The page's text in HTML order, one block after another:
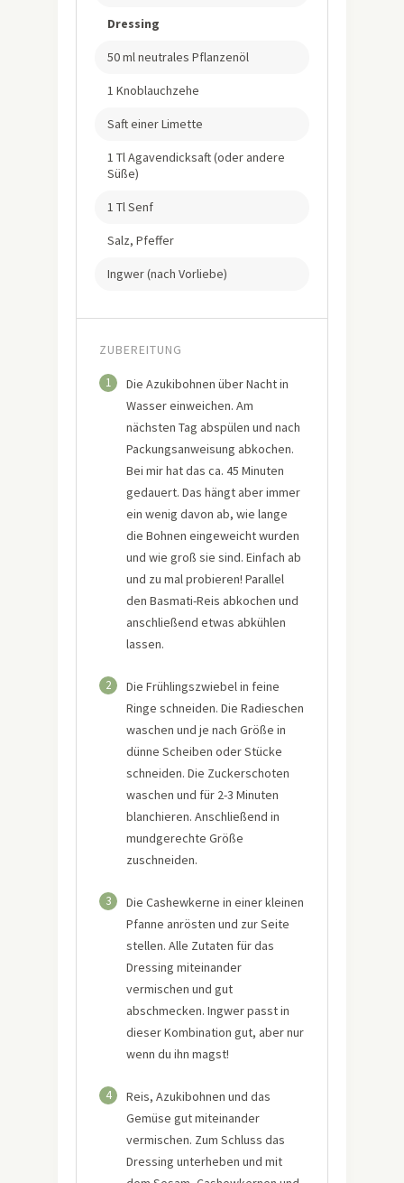
Dressing
50 ml neutrales Pflanzenöl
1 Knoblauchzehe
Saft einer Limette
1 Tl Agavendicksaft (oder andere
Süße)
1 Tl Senf
Salz, Pfeffer
Ingwer (nach Vorliebe)
ZUBEREITUNG
1
Die Azukibohnen über Nacht in
Wasser einweichen. Am
nächsten Tag abspülen und nach
Packungsanweisung abkochen.
Bei mir hat das ca. 45 Minuten
gedauert. Das hängt aber immer
ein wenig davon ab, wie lange
die Bohnen eingeweicht wurden
und wie groß sie sind. Einfach ab
und zu mal probieren! Parallel
den Basmati-Reis abkochen und
anschließend etwas abkühlen
lassen.
2
Die Frühlingszwiebel in feine
Ringe schneiden. Die Radieschen
waschen und je nach Größe in
dünne Scheiben oder Stücke
schneiden. Die Zuckerschoten
waschen und für 2-3 Minuten
blanchieren. Anschließend in
mundgerechte Größe
zuschneiden.
3
Die Cashewkerne in einer kleinen
Pfanne anrösten und zur Seite
stellen. Alle Zutaten für das
Dressing miteinander
vermischen und gut
abschmecken. Ingwer passt in
dieser Kombination gut, aber nur
wenn du ihn magst!
4
Reis, Azukibohnen und das
Gemüse gut miteinander
vermischen. Zum Schluss das
Dressing unterheben und mit